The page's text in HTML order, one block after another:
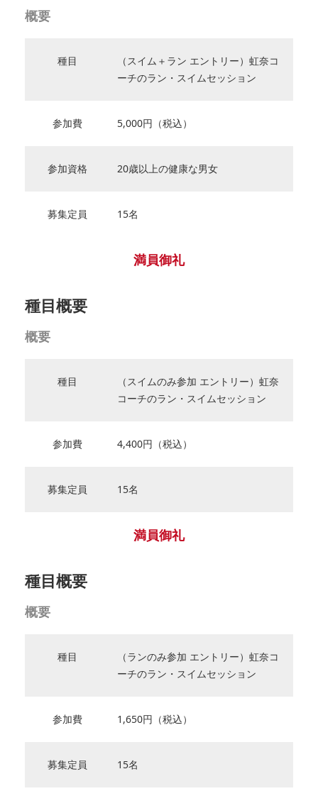
概要
種目
（スイム＋ラン エントリー）虹奈コ
ーチのラン・スイムセッション
参加費 5,000円（税込）
参加資格 20歳以上の健康な男女
募集定員 15名
満員御礼
種目概要
概要
種目
（スイムのみ参加 エントリー）虹奈
コーチのラン・スイムセッション
参加費 4,400円（税込）
募集定員 15名
満員御礼
種目概要
概要
種目
（ランのみ参加 エントリー）虹奈コ
ーチのラン・スイムセッション
参加費 1,650円（税込）
募集定員 15名